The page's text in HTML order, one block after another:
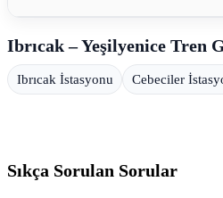
Ibrıcak – Yeşilyenice Tren
Ibrıcak İstasyonu Cebeciler
Sıkça Sorulan Sorular